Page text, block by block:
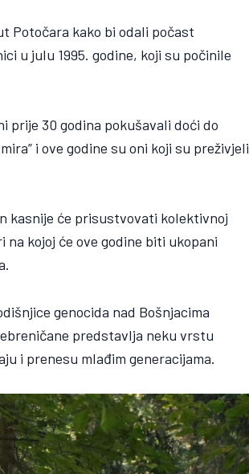
Potočara kako bi odali počast
u julu 1995. godine, koji su počinile
prije 30 godina pokušavali doći do
i ove godine su oni koji su preživjeli
kasnije će prisustvovati kolektivnoj
kojoj će ove godine biti ukopani
genocida nad Bošnjacima
predstavlja neku vrstu
i prenesu mlađim generacijama.